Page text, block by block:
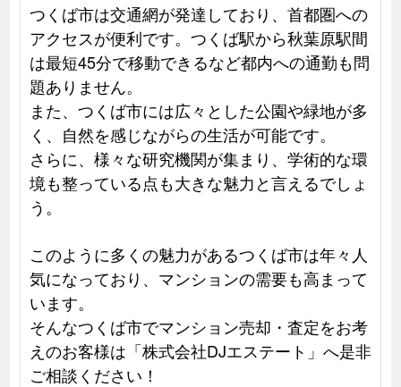
つくば市は交通網が発達しており、首都圏への
アクセスが便利です。つくば駅から秋葉原駅間
は最短45分で移動できるなど都内への通勤も問
題ありません。
また、つくば市には広々とした公園や緑地が多
く、自然を感じながらの生活が可能です。
さらに、様々な研究機関が集まり、学術的な環
境も整っている点も大きな魅力と言えるでしょ
う。
このように多くの魅力があるつくば市は年々人
気になっており、マンションの需要も高まって
います。
そんなつくば市でマンション売却・査定をお考
えのお客様は「株式会社DJエステート」へ是非
ご相談ください！